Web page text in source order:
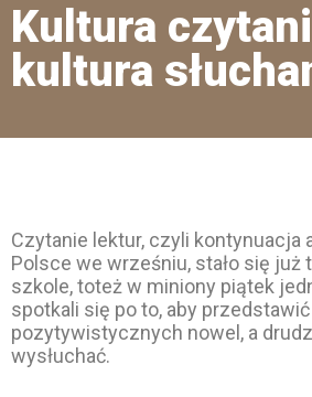
Kultura
kultura
Czytanie lektur, czyli kontynuacja
Polsce we wrześniu, stało się już
szkole, toteż w miniony piątek
spotkali się po to, aby
pozytywistycznych nowel, a
wysłuchać.